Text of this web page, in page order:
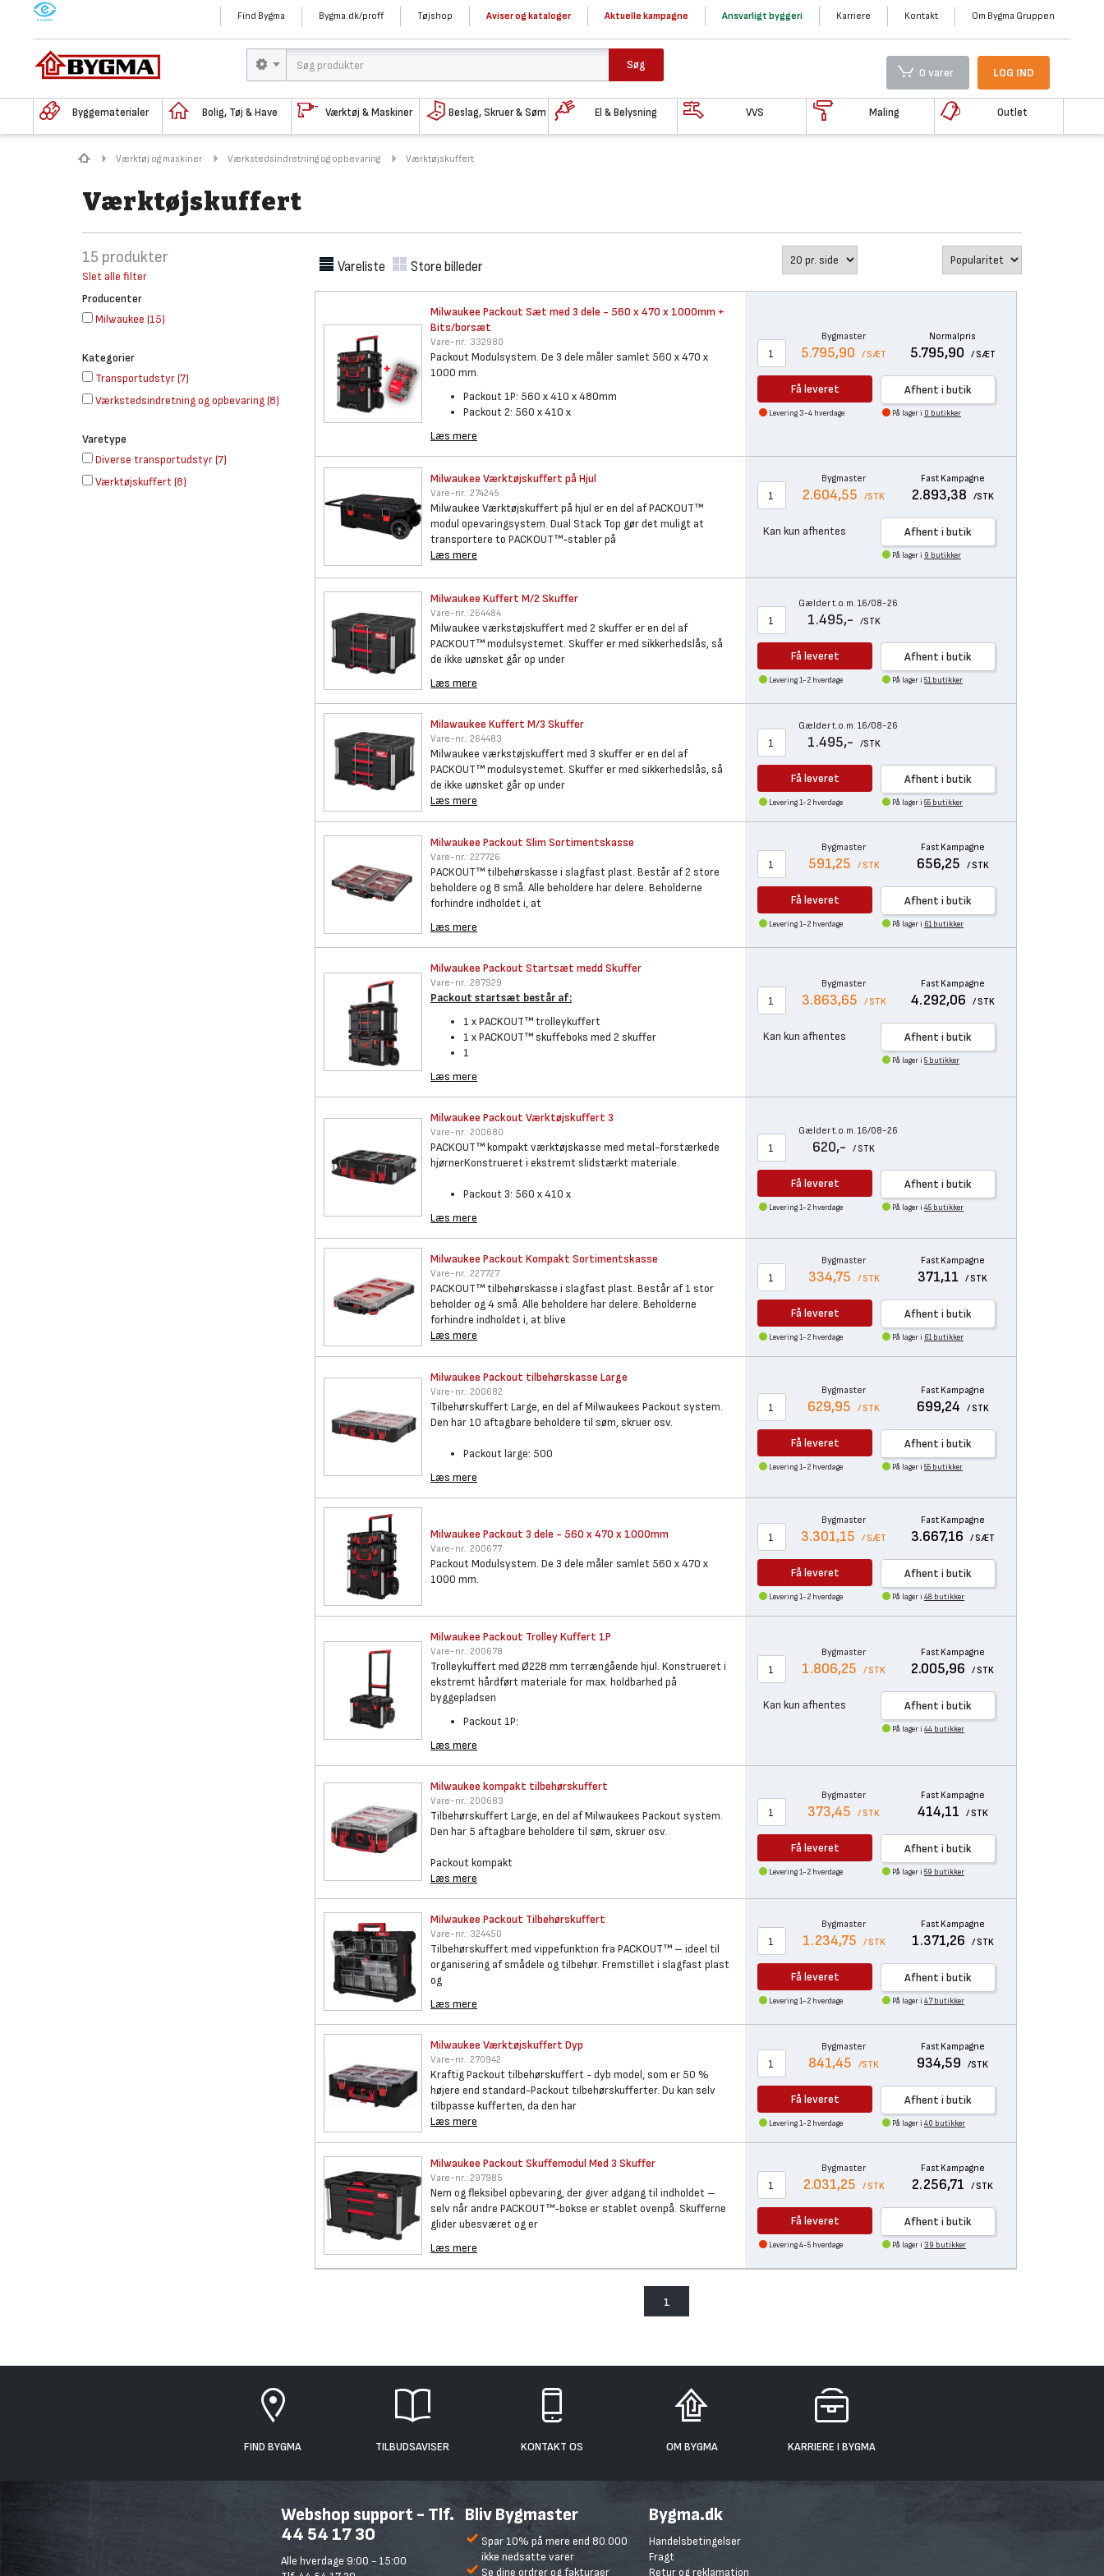
M Find Bygma Bygma.dk/proff Tøjshop Aviser og kataloger Aktuelle kampagne Ansvarligt byggeri Karriere Kontakt Om Bygma Gruppen
Søg
0 varer LOG IND
Byggematerialer Bolig, Tøj & Have Værktøj & Maskiner Beslag, Skruer & Søm El & Belysning VVS Maling Outlet
Værktøj og maskiner Værkstedsindretning og opbevaring Værktøjskuffert
Værktøjskuffert
15 produkter
Slet alle filter
Producenter
Milwaukee (15)
Kategorier
Transportudstyr(7)
Værkstedsindretning og opbevaring(8)
Varetype
Diverse transportudstyr(7)
Værktøjskuffert(8)
Vareliste Store billeder
Milwaukee Packout Sæt med 3 dele - 560 x 470 x 1000mm +
Bits/borsæt
Vare-nr.: 332980
Packout Modulsystem. De 3 dele måler samlet 560 x 470 x
1000 mm.
Packout 1P: 560 x 410 x 480mm
Packout 2: 560 x 410 x
Læs mere
Bygmaster
5.795,90 / SÆT
Normalpris
5.795,90 / SÆT
Få leveret Afhent i butik
Levering 3-4 hverdage På lager i 0 butikker
Milwaukee Værktøjskuffert på Hjul
Vare-nr.: 274245
Milwaukee Værktøjskuffert på hjul er en del af PACKOUT™
modul opevaringsystem. Dual Stack Top gør det muligt at
transportere to PACKOUT™-stabler på
Læs mere
Bygmaster
2.604,55 /STK
Fast Kampagne
2.893,38 /STK
Kan kun afhentes Afhent i butik
På lager i 9 butikker
Milwaukee Kuffert M/2 Skuffer
Vare-nr.: 264484
Milwaukee værkstøjskuffert med 2 skuffer er en del af
PACKOUT™ modulsystemet. Skuffer er med sikkerhedslås, så
de ikke uønsket går op under
Læs mere
Gælder t.o.m. 16/08-26
1.495,- /STK
Få leveret Afhent i butik
Levering 1-2 hverdage På lager i 51 butikker
Milawaukee Kuffert M/3 Skuffer
Vare-nr.: 264483
Milwaukee værkstøjskuffert med 3 skuffer er en del af
PACKOUT™ modulsystemet. Skuffer er med sikkerhedslås, så
de ikke uønsket går op under
Læs mere
Gælder t.o.m. 16/08-26
1.495,- /STK
Få leveret Afhent i butik
Levering 1-2 hverdage På lager i 55 butikker
Milwaukee Packout Slim Sortimentskasse
Vare-nr.: 227726
PACKOUT™ tilbehørskasse i slagfast plast. Består af 2 store
beholdere og 8 små. Alle beholdere har delere. Beholderne
forhindre indholdet i, at
Læs mere
Bygmaster
591,25 / STK
Fast Kampagne
656,25 / STK
Få leveret Afhent i butik
Levering 1-2 hverdage På lager i 61 butikker
Milwaukee Packout Startsæt medd Skuffer
Vare-nr.: 287929
Packout startsæt består af:
1 x PACKOUT™ trolleykuffert
1 x PACKOUT™ skuffeboks med 2 skuffer
1
Læs mere
Bygmaster
3.863,65 / STK
Fast Kampagne
4.292,06 / STK
Kan kun afhentes Afhent i butik
På lager i 5 butikker
Milwaukee Packout Værktøjskuffert 3
Vare-nr.: 200680
PACKOUT™ kompakt værktøjskasse med metal-forstærkede
hjørnerKonstrueret i ekstremt slidstærkt materiale.
Packout 3: 560 x 410 x
Læs mere
Gælder t.o.m. 16/08-26
620,- / STK
Få leveret Afhent i butik
Levering 1-2 hverdage På lager i 45 butikker
Milwaukee Packout Kompakt Sortimentskasse
Vare-nr.: 227727
PACKOUT™ tilbehørskasse i slagfast plast. Består af 1 stor
beholder og 4 små. Alle beholdere har delere. Beholderne
forhindre indholdet i, at blive
Læs mere
Bygmaster
334,75 / STK
Fast Kampagne
371,11 / STK
Få leveret Afhent i butik
Levering 1-2 hverdage På lager i 61 butikker
Milwaukee Packout tilbehørskasse Large
Vare-nr.: 200682
Tilbehørskuffert Large, en del af Milwaukees Packout system.
Den har 10 aftagbare beholdere til søm, skruer osv.
Packout large: 500
Læs mere
Bygmaster
629,95 / STK
Fast Kampagne
699,24 / STK
Få leveret Afhent i butik
Levering 1-2 hverdage På lager i 55 butikker
Milwaukee Packout 3 dele - 560 x 470 x 1000mm
Vare-nr.: 200677
Packout Modulsystem. De 3 dele måler samlet 560 x 470 x
1000 mm.
Bygmaster
3.301,15 / SÆT
Fast Kampagne
3.667,16 / SÆT
Få leveret Afhent i butik
Levering 1-2 hverdage På lager i 48 butikker
Milwaukee Packout TrolleyKuffert 1P
Vare-nr.: 200678
Trolleykuffert med Ø228 mm terrængående hjul. Konstrueret i
ekstremt hårdført materiale for max. holdbarhed på
byggepladsen
Packout 1P:
Læs mere
Bygmaster
1.806,25 / STK
Fast Kampagne
2.005,96 / STK
Kan kun afhentes Afhent i butik
På lager i 44 butikker
Milwaukee kompakt tilbehørskuffert
Vare-nr.: 200683
Tilbehørskuffert Large, en del af Milwaukees Packout system.
Den har 5 aftagbare beholdere til søm, skruer osv.
Packout kompakt
Læs mere
Bygmaster
373,45 / STK
Fast Kampagne
414,11 / STK
Få leveret Afhent i butik
Levering 1-2 hverdage På lager i 59 butikker
Milwaukee Packout Tilbehørskuffert
Vare-nr.: 324450
Tilbehørskuffert med vippefunktion fra PACKOUT™ – ideel til
organisering af smådele og tilbehør. Fremstillet i slagfast plast
og
Læs mere
Bygmaster
1.234,75 / STK
Fast Kampagne
1.371,26 / STK
Få leveret Afhent i butik
Levering 1-2 hverdage På lager i 47 butikker
Milwaukee Værktøjskuffert Dyp
Vare-nr.: 270942
Kraftig Packout tilbehørskuffert - dyb model, som er 50 %
højere end standard-Packout tilbehørskufferter. Du kan selv
tilbpasse kufferten, da den har
Læs mere
Bygmaster
841,45 /STK
Fast Kampagne
934,59 /STK
Få leveret Afhent i butik
Levering 1-2 hverdage På lager i 40 butikker
Milwaukee Packout Skuffemodul Med 3 Skuffer
Vare-nr.: 297985
Nem og fleksibel opbevaring, der giver adgang til indholdet –
selv når andre PACKOUT™-bokse er stablet ovenpå. Skufferne
glider ubesværet og er
Læs mere
Bygmaster
2.031,25 / STK
Fast Kampagne
2.256,71 / STK
Få leveret Afhent i butik
Levering 4-5 hverdage På lager i 39 butikker
1
FIND BYGMA TILBUDSAVISER KONTAKT OS OM BYGMA KARRIERE I BYGMA
Webshop support - Tlf.
44 54 17 30
Alle hverdage 9:00 - 15:00
Bliv Bygmaster
Spar 10% på mere end 80.000
ikke nedsatte varer
Se dine ordrer og fakturaer
Bygma.dk
Handelsbetingelser
Fragt
Retur og reklamation